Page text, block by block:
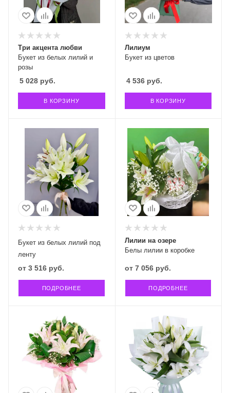
Букет из белых лилий и
розы
Три акцента любви
5 028 руб.
В КОРЗИНУ
Букет из цветов
Лилиум
4 536руб.
В КОРЗИНУ
Букет из белых лилий под
ленту
от 3 516 руб.
ПОДРОБНЕЕ
Белы лилии в коробке
Лилии на озере
от 7 056 руб.
ПОДРОБНЕЕ